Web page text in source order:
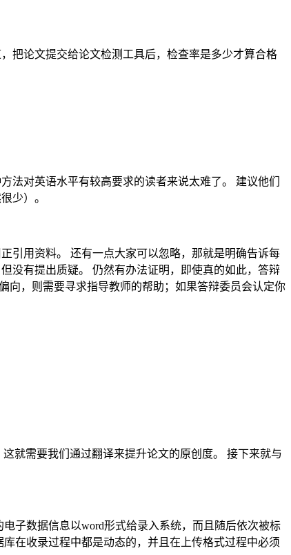
把论文提交给论文检测工具后，检查率是多少才算合格
法对英语水平有较高要求的读者来说太难了。 建议他们
少）。
引用资料。 还有一点大家可以忽略，那就是明确告诉每
没有提出质疑。 仍然有办法证明，即使真的如此，答辩
向，则需要寻求指导教师的帮助；如果答辩委员会认定你
就需要我们通过翻译来提升论文的原创度。 接下来就与
子数据信息以word形式给录入系统，而且随后依次被标
在收录过程中都是动态的，并且在上传格式过程中必须